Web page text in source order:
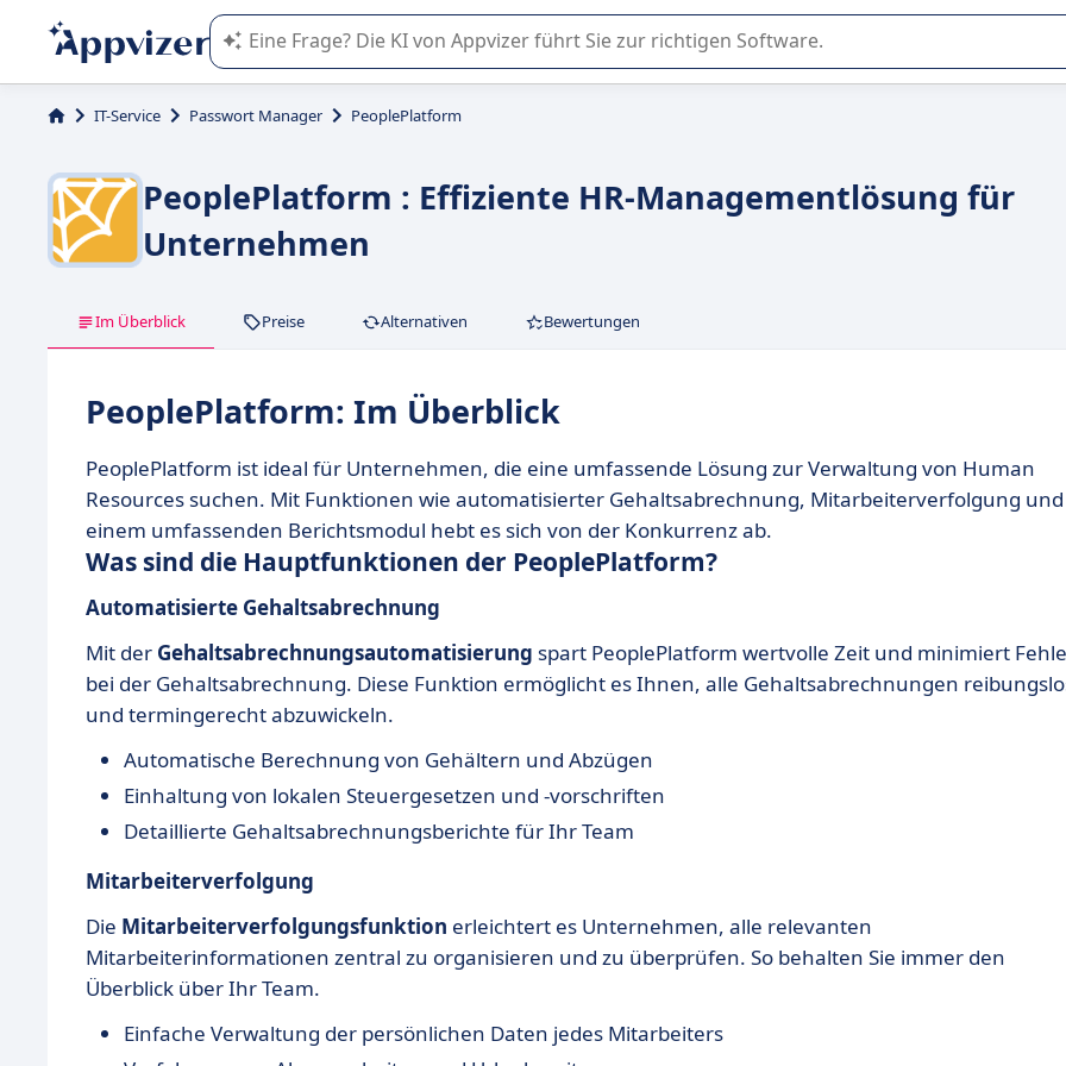
Die KI von Appvizer führt Sie bei der Nutzung oder Auswahl von SaaS-Software in Unternehmen.
IT-Service Passwort Manager PeoplePlatform
PeoplePlatform : Effiziente HR-Managementlösung für
Unternehmen
Im Überblick Preise Alternativen Bewertungen
PeoplePlatform: Im Überblick
PeoplePlatform ist ideal für Unternehmen, die eine umfassende Lösung zur Verwaltung von Human
Resources suchen. Mit Funktionen wie automatisierter Gehaltsabrechnung, Mitarbeiterverfolgung und
einem umfassenden Berichtsmodul hebt es sich von der Konkurrenz ab.
Was sind die Hauptfunktionen der PeoplePlatform?
Automatisierte Gehaltsabrechnung
Mit der Gehaltsabrechnungsautomatisierung spart PeoplePlatform wertvolle Zeit und minimiert
bei der Gehaltsabrechnung. Diese Funktion ermöglicht es Ihnen, alle Gehaltsabrechnungen
und termingerecht abzuwickeln.
Automatische Berechnung von Gehältern und Abzügen
Einhaltung von lokalen Steuergesetzen und -vorschriften
Detaillierte Gehaltsabrechnungsberichte für Ihr Team
Mitarbeiterverfolgung
Die Mitarbeiterverfolgungsfunktion erleichtert es Unternehmen, alle relevanten
Mitarbeiterinformationen zentral zu organisieren und zu überprüfen. So behalten Sie immer den
Überblick über Ihr Team.
Einfache Verwaltung der persönlichen Daten jedes Mitarbeiters